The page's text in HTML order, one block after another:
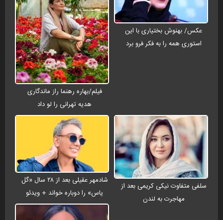
عکس/ بهنوش بختیاری با این
استوری همه را به فکر فرو برد
فیلم/بهاره رهنما راز ماندگاری
هدیه تهرانی را لو داد
سلفی متفاوت نیکی کریمی بعد از
مهاجرت به لندن
شادمهر عقیلی بعد از ۲۸ سال «گل
یاس» را دوباره خواند + ویدئو